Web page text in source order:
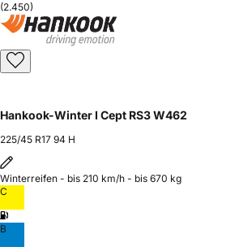
(2.450)
Hankook-Winter I Cept RS3 W462
225/45 R17 94 H
Winterreifen - bis 210 km/h - bis 670 kg
C
B